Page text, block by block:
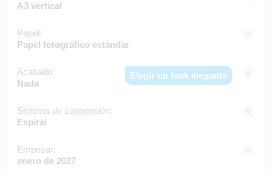
A3 vertical
Papel:
Papel fotográfico estándar
Acabado:
Nada
Elegir un look elegante
Sistema de suspensión:
Espiral
Empezar:
enero de 2027